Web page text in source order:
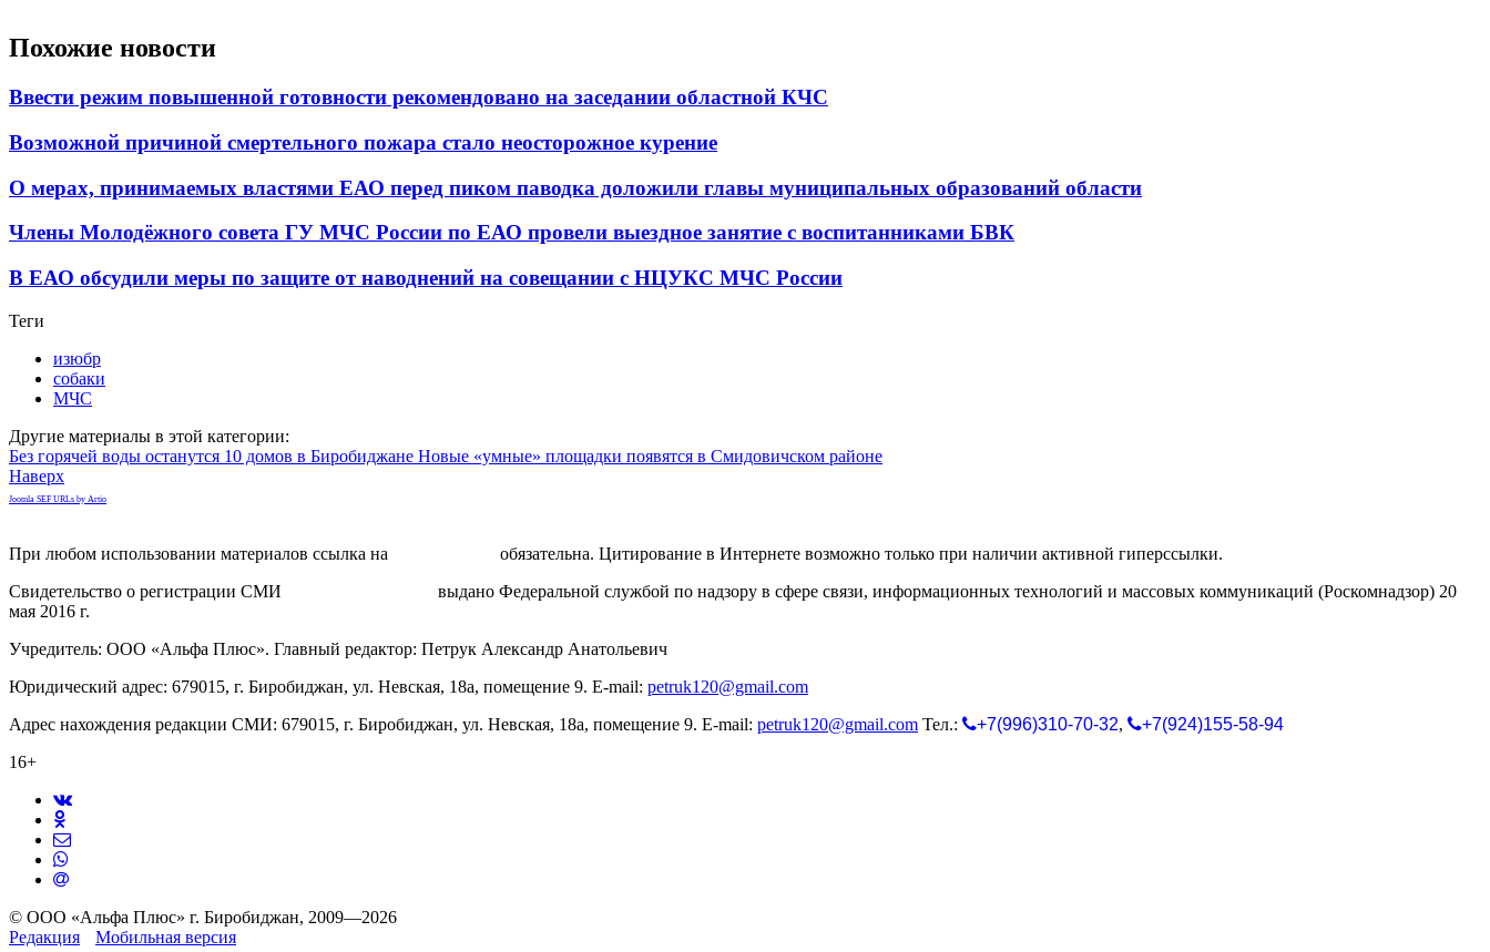
Похожие новости
Ввести режим повышенной готовности рекомендовано на заседании областной КЧС
Возможной причиной смертельного пожара стало неосторожное курение
О мерах, принимаемых властями ЕАО перед пиком паводка доложили главы муниципальных образований области
Члены Молодёжного совета ГУ МЧС России по ЕАО провели выездное занятие с воспитанниками БВК
В ЕАО обсудили меры по защите от наводнений на совещании с НЦУКС МЧС России
Теги
изюбр
собаки
МЧС
Другие материалы в этой категории:
Без горячей воды останутся 10 домов в Биробиджане Новые «умные» площадки появятся в Смидовичском районе
Наверх
Joomla SEF URLs by Artio
При любом использовании материалов ссылка на
обязательна. Цитирование в Интернете возможно только при наличии активной гиперссылки.
Свидетельство о регистрации СМИ
выдано Федеральной службой по надзору в сфере связи, информационных технологий и массовых коммуникаций (Роскомнадзор) 20
мая 2016 г.
Учредитель: ООО «Альфа Плюс». Главный редактор: Петрук Александр Анатольевич
Юридический адрес: 679015, г. Биробиджан, ул. Невская, 18а, помещение 9. E-mail: petruk120@gmail.com
Адрес нахождения редакции СМИ: 679015, г. Биробиджан, ул. Невская, 18а, помещение 9. E-mail: petruk120@gmail.com Тел.: +7(996)310-70-32,
+7(924)155-58-94
16+
© ООО «Альфа Плюс» г. Биробиджан, 2009—2026
Редакция
Мобильная версия